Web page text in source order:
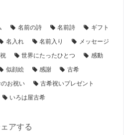
名前の詩 名前詩
ギフト
名入れ 名前入り
メッセージ
世界にたったひとつ
感動
似顔絵 感謝
古希
お祝い
古希祝いプレゼント
いろは屋古希
アする